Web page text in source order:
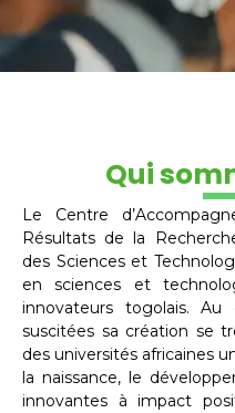
Qui
Le Centre
Résultats de la
des Sciences et
en sciences et
innovateurs togolais.
suscitées sa création se
des universités africaines
la naissance, le
innovantes à impact